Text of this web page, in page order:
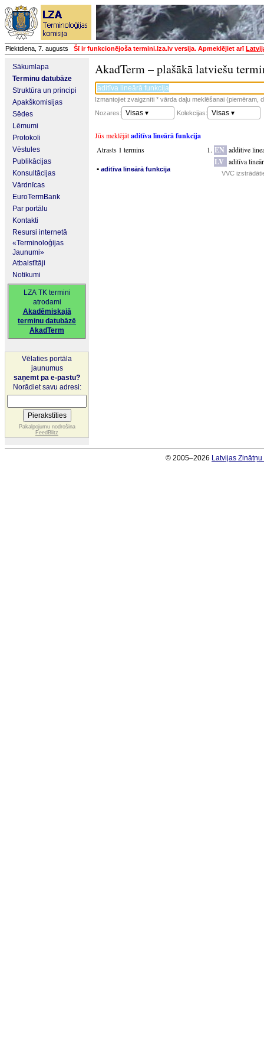
Piektdiena, 7. augusts Šī ir funkcionējoša termini.lza.lv versija. Apmeklējiet arī
Sākumlapa
Terminu datubāze
Struktūra un principi
Apakškomisijas
Sēdes
Lēmumi
Protokoli
Vēstules
Publikācijas
Konsultācijas
Vārdnīcas
EuroTermBank
Par portālu
Kontakti
Resursi internetā
«Terminoloģijas
Jaunumi»
Atbalstītāji
Notikumi
LZA TK termini
atrodami
Akadēmiskajā
terminu datubāzē
AkadTerm
Vēlaties portāla
jaunumus
saņemt pa e-pastu?
Norādiet savu adresi:
Pakalpojumu nodrošina
FeedBlitz
AkadTerm – plašākā latviešu
Izmantojiet zvaigznīti * vārda daļu meklēšanai (piemēram,
Nozares:
Visas ▾ Kolekcijas: Visas ▾
Jūs meklējātaditīva lineārā funkcija
Atrasts 1 termins
▪ aditīva lineārā funkcija
EN additive
LV aditīva
VVC
© 2005–2026 Latvijas